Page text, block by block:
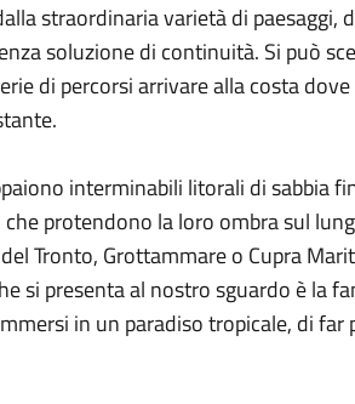
straordinaria varietà di paesaggi,
soluzione di continuità. Si può
di percorsi arrivare alla costa
interminabili litorali di sabbia
protendono la loro ombra sul
Tronto, Grottammare o Cupra
si presenta al nostro sguardo è la
in un paradiso tropicale, di far